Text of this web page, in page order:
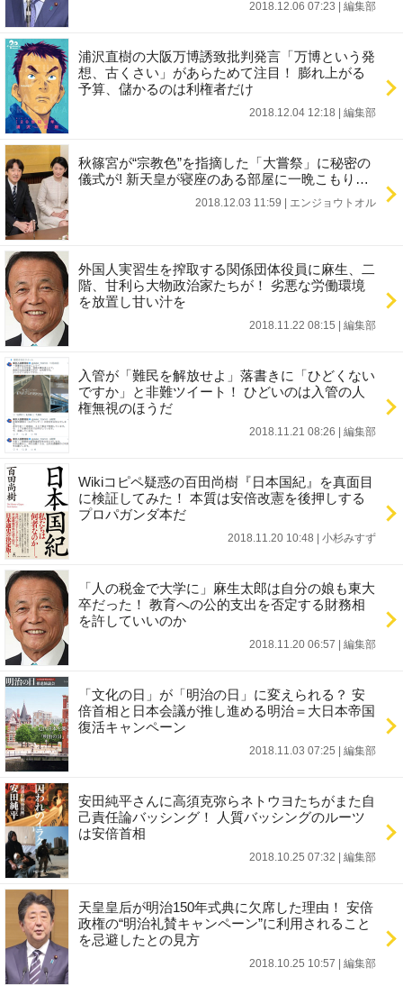
2018.12.06 07:23 編集部
浦沢直樹の大阪万博誘致批判発言「万博という発
想、古くさい」があらためて注目！ 膨れ上がる
予算、儲かるのは利権者だけ
2018.12.04 12:18 編集部
秋篠宮が“宗教色”を指摘した「大嘗祭」に秘密の
儀式が! 新天皇が寝座のある部屋に一晩こもり…
2018.12.03 11:59 エンジョウトオル
外国人実習生を搾取する関係団体役員に麻生、二
階、甘利ら大物政治家たちが！ 劣悪な労働環境
を放置し甘い汁を
2018.11.22 08:15 編集部
入管が「難民を解放せよ」落書きに「ひどくない
ですか」と非難ツイート！ ひどいのは入管の人
権無視のほうだ
2018.11.21 08:26 編集部
Wikiコピペ疑惑の百田尚樹『日本国紀』を真面目
に検証してみた！ 本質は安倍改憲を後押しする
プロパガンダ本だ
2018.11.20 10:48 小杉みすず
「人の税金で大学に」麻生太郎は自分の娘も東大
卒だった！ 教育への公的支出を否定する財務相
を許していいのか
2018.11.20 06:57 編集部
「文化の日」が「明治の日」に変えられる？ 安
倍首相と日本会議が推し進める明治＝大日本帝国
復活キャンペーン
2018.11.03 07:25 編集部
安田純平さんに高須克弥らネトウヨたちがまた自
己責任論バッシング！ 人質バッシングのルーツ
は安倍首相
2018.10.25 07:32 編集部
天皇皇后が明治150年式典に欠席した理由！ 安倍
政権の“明治礼賛キャンペーン”に利用されること
を忌避したとの見方
2018.10.25 10:57 編集部